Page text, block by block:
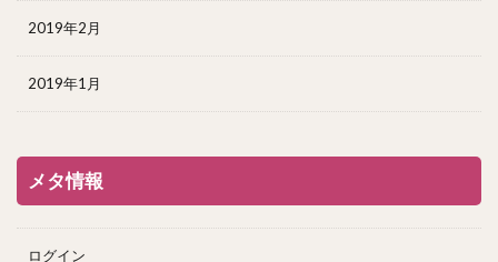
2019年2月
2019年1月
メタ情報
ログイン